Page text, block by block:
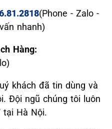
(Phone - Zalo -
nhanh)
Hàng:
khách đã tin dùng và
Đội ngũ chúng tôi luôn
tại Hà Nội.